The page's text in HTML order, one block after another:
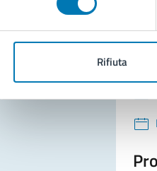
Rifiuta